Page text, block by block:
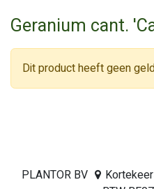
Geranium cant.
Dit product heeft geen
PLANTOR BV